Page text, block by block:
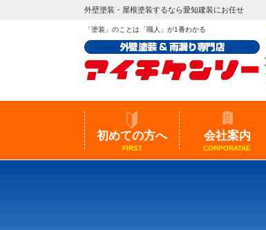
外壁塗装・屋根塗装するなら愛知建装にお任せ
「塗装」のことは「職人」が1番わかる
初めての方へ
FIRST
会社案内
CORPORATAE